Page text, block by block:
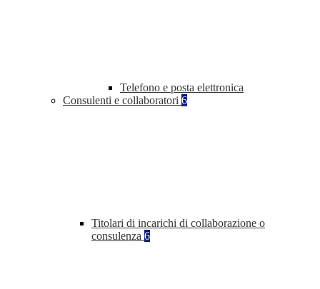
Telefono e posta elettronica
Consulenti e collaboratori 6
Titolari di incarichi di collaborazione o
consulenza 6